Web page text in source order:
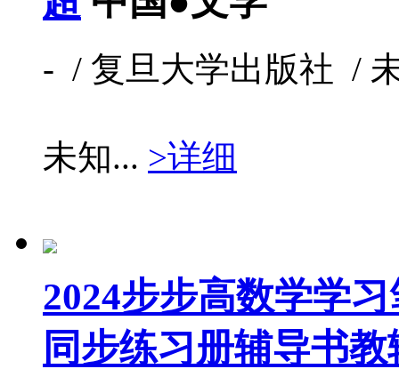
- / 复旦大学出版社 /
未知... >详细
2024步步高数学学
同步练习册辅导书